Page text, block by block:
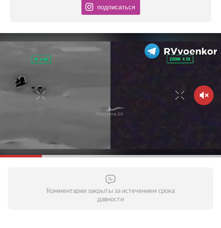
подписаться
Комментарии закрыты за истечением срока
давности